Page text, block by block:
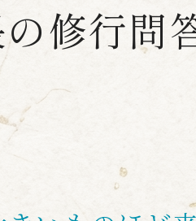
修行問